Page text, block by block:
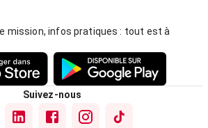
mission, infos pratiques : tout est à
Suivez-nous